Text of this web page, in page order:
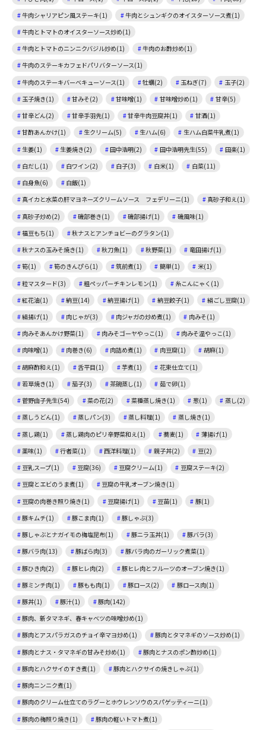
牛肉シャリアピン風ステーキ(1)
牛肉とシュンギクのオイスターソース煮(1)
牛肉とトマトのオイスターソース炒め(1)
牛肉とトマトのニンニクバジル炒め(1)
牛肉のお酢炒め(1)
牛肉のステーキカフェドパリバターソース(1)
牛肉のステーキバーベキューソース(1)
牡蠣(2) 玉ねぎ(7)
玉子(2)
玉子焼き(1)
甘みそ(2) 甘味噌(1) 甘味噌炒め(1)
甘辛(5)
甘辛どん(2)
甘辛手羽先(1) 甘辛牛肉豆腐丼(1)
甘酒(1)
甘酢あんかけ(1)
生クリーム(5) 生ハム(6)
生ハム白菜牛乳煮(1)
生姜(1)
生姜焼き(2) 田中浩明(2) 田中浩明先生(55)
田楽(1)
白だし(1)
白ワイン(2) 白子(3) 白米(1)
白菜(11)
白身魚(6)
白飯(1)
真イカと水菜の肝マヨネーズクリームソース フェデリーニ(1)
真砂子和え(1)
真砂子炒め(2)
磯部巻き(1) 磯部揚げ(1)
磯風味(1)
福豆もち(1)
秋ナスとアンチョビーのグラタン(1)
秋ナスの玉みそ焼き(1)
秋刀魚(1) 秋野菜(1)
竜田揚げ(1)
筍(1)
筍のきんぴら(1) 筑前煮(1) 簡単(1)
米(1)
粒マスタード(3)
粗ペッパーチキンレモン(1)
糸こんにゃく(1)
紅花油(1)
納豆(14) 納豆揚げ(1) 納豆餃子(1)
絹ごし豆腐(1)
絹揚げ(1)
肉じゃが(3) 肉ジャガの炒め煮(1)
肉みそ(1)
肉みそあんかけ野菜(1)
肉みそゴーヤやっこ(1)
肉みそ温やっこ(1)
肉味噌(1)
肉巻き(6) 肉詰め煮(1) 肉豆腐(1)
胡麻(1)
胡麻酢和え(1)
舌平目(1) 芋煮(1)
花束仕立て(1)
若草焼き(1)
茄子(3) 茶碗蒸し(1)
茹で卵(1)
菅野由子先生(54)
菜の花(2) 菜種蒸し焼き(1) 葱(1)
蒸し(2)
蒸しうどん(1)
蒸しパン(3) 蒸し料理(1)
蒸し焼き(1)
蒸し鶏(1)
蒸し鶏肉のピリ辛野菜和え(1) 蕎麦(1)
薄揚げ(1)
薬味(1)
行者菜(1) 西洋料理(1) 親子丼(2)
豆(2)
豆乳スープ(1)
豆腐(36) 豆腐クリーム(1)
豆腐ステーキ(2)
豆腐とエビのうま煮(1)
豆腐の牛乳オーブン焼き(1)
豆腐の肉巻き照り焼き(1)
豆腐揚げ(1) 豆苗(1)
豚(1)
豚キムチ(1)
豚こま肉(1)
豚しゃぶ(3)
豚しゃぶとナガイモの梅塩昆布(1)
豚ニラ玉丼(1)
豚バラ(3)
豚バラ肉(13)
豚ばら肉(3)
豚バラ肉のガーリック煮菜(1)
豚ひき肉(2)
豚ヒレ肉(2)
豚ヒレ肉とフルーツのオーブン焼き(1)
豚ミンチ肉(1)
豚もも肉(1) 豚ロース(2)
豚ロース肉(1)
豚丼(1)
豚汁(1)
豚肉(142)
豚肉、新タマネギ、春キャベツの味噌炒め(1)
豚肉とアスパラガスのチョイ辛マヨ炒め(1)
豚肉とタマネギのソース炒め(1)
豚肉とナス・タマネギの甘みそ炒め(1)
豚肉とナスのポン酢炒め(1)
豚肉とハクサイのすき煮(1)
豚肉とハクサイの焼きしゃぶ(1)
豚肉ニンニク煮(1)
豚肉のクリーム仕立てのラグーとホウレンソウのスパゲッティーニ(1)
豚肉の梅照り焼き(1)
豚肉の軽いトマト煮(1)